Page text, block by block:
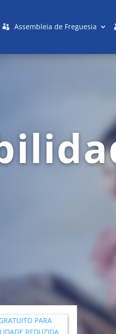
Assembleia de Freguesia